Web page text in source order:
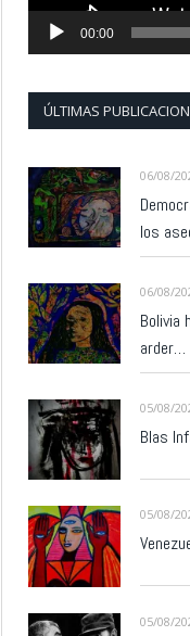
00:00
ÚLTIMAS
06/08/
los
06/08/
Bolivia
arder…
05/08/
Blas
05/08/
05/08/